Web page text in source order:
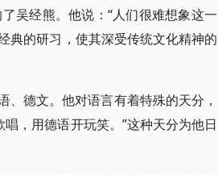
吴经熊。他说：“人们很难想象这一
典的研习，使其深受传统文化精神的
、德文。他对语言有着特殊的天分，
，用德语开玩笑。”这种天分为他日